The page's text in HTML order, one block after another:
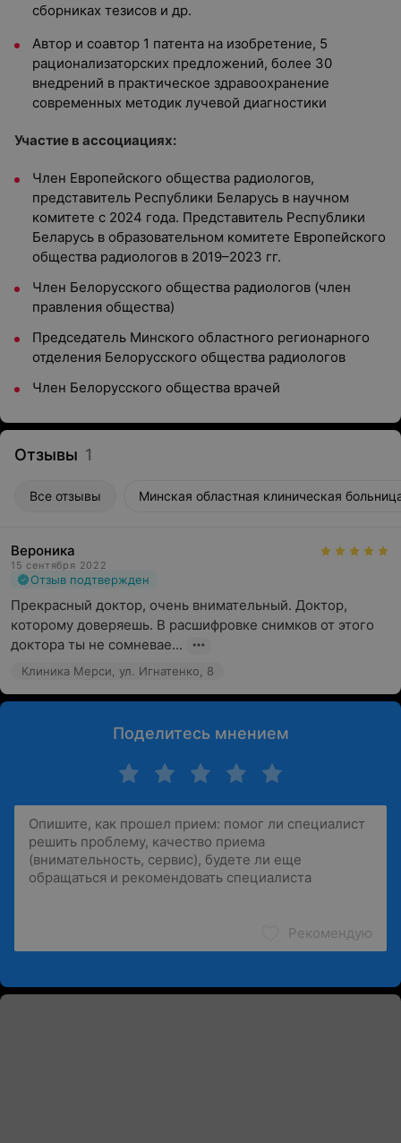
сборниках тезисов и др.
Автор и соавтор 1 патента на изобретение, 5
рационализаторских предложений, более 30
внедрений в практическое здравоохранение
современных методик лучевой диагностики
Участие в ассоциациях:
Член Европейского общества радиологов,
представитель Республики Беларусь в научном
комитете с 2024 года. Представитель Республики
Беларусь в образовательном комитете Европейского
общества радиологов в 2019–2023 гг.
Член Белорусского общества радиологов (член
правления общества)
Председатель Минского областного регионарного
отделения Белорусского общества радиологов
Член Белорусского общества врачей
Отзывы 1
Все отзывы Минская областная клиническая
Вероника
15 сентября 2022
Отзыв подтвержден
Прекрасный доктор, очень внимательный. Доктор,
которому доверяешь. В расшифровке снимков от этого
доктора ты не сомневае...
Клиника Мерси, ул. Игнатенко, 8
Поделитесь мнением
Рекомендую